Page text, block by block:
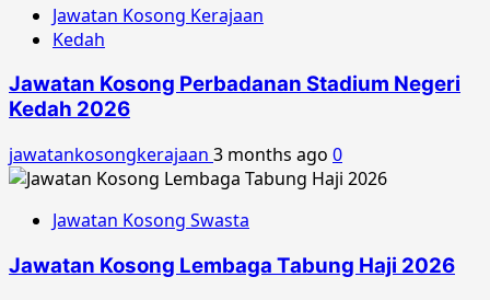
Jawatan Kosong Kerajaan
Kedah
Jawatan Kosong Perbadanan Stadium Negeri
Kedah 2026
jawatankosongkerajaan 3 months ago 0
Jawatan Kosong Swasta
Jawatan Kosong Lembaga Tabung Haji 2026